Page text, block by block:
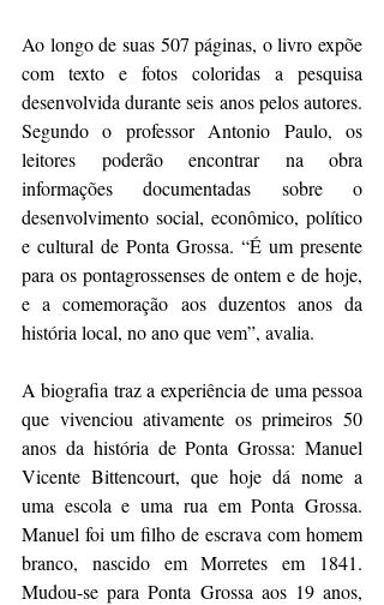
Ao longo de suas 507 páginas, o livro expõe
com texto e fotos coloridas a pesquisa
desenvolvida durante seis anos pelos autores.
Segundo o professor Antonio Paulo, os
leitores poderão encontrar na obra
informações documentadas sobre o
desenvolvimento social, econômico, político
e cultural de Ponta Grossa. “É um presente
para os pontagrossenses de ontem e de hoje,
e a comemoração aos duzentos anos da
história local, no ano que vem”, avalia.
A biografia traz a experiência de uma pessoa
que vivenciou ativamente os primeiros 50
anos da história de Ponta Grossa: Manuel
Vicente Bittencourt, que hoje dá nome a
uma escola e uma rua em Ponta Grossa.
Manuel foi um filho de escrava com homem
branco, nascido em Morretes em 1841.
Mudou-se para Ponta Grossa aos 19 anos,